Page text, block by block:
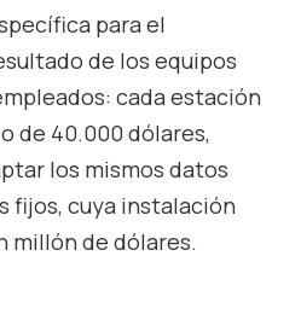
para el
de los equipos
cada estación
de 40.000 dólares,
los mismos datos
fijos, cuya instalación
millón de dólares.